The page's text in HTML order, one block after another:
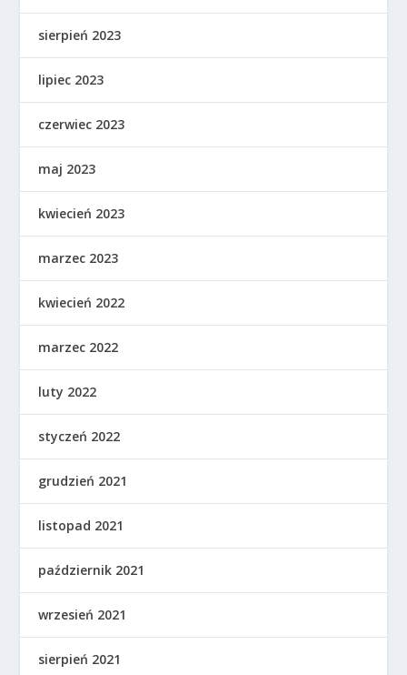
sierpień 2023
lipiec 2023
czerwiec 2023
maj 2023
kwiecień 2023
marzec 2023
kwiecień 2022
marzec 2022
luty 2022
styczeń 2022
grudzień 2021
listopad 2021
październik 2021
wrzesień 2021
sierpień 2021